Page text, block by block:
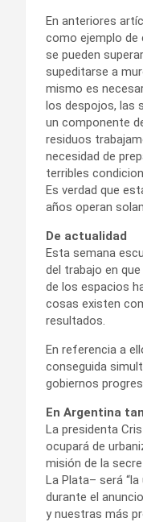
En anteriores
como ejemplo de
se pueden
supeditarse a
mismo es
los despojos, las
un componente
residuos
necesidad de
terribles
Es verdad que
años operan
De actualidad
Esta semana
del trabajo en
de los espacios
cosas existen
resultados.
En referencia a
conseguida
gobiernos
En Argentina
La presidenta
ocupará de
misión de la
La Plata– será
durante el
y nuestras más